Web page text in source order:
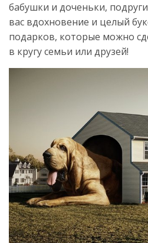
бабушки и доченьки,
вас вдохновение и целый
подарков, которые можно
в кругу семьи или друзей!